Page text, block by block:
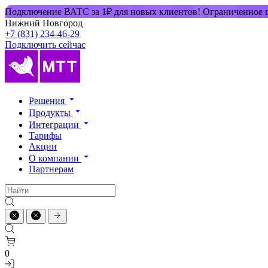
Подключение ВАТС за 1₽ для новых клиентов! Ограниченное
Нижний Новгород
+7 (831) 234-46-29
Подключить сейчас
Решения
Продукты
Интеграции
Тарифы
Акции
О компании
Партнерам
0